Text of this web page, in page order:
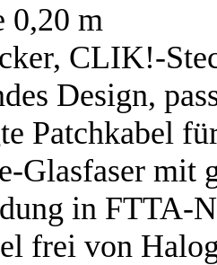
0,20 m
CLIK!-
Design,
Patchkabel
Glasfaser mit
in FTTA-
frei von